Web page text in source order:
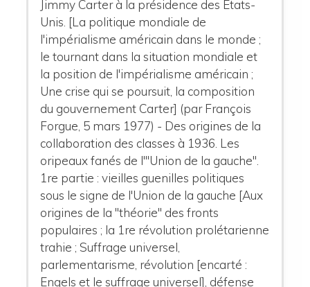
Jimmy Carter à la présidence des Etats-
Unis. [La politique mondiale de
l'impérialisme américain dans le monde ;
le tournant dans la situation mondiale et
la position de l'impérialisme américain ;
Une crise qui se poursuit, la composition
du gouvernement Carter] (par François
Forgue, 5 mars 1977) - Des origines de la
collaboration des classes à 1936. Les
oripeaux fanés de l'"Union de la gauche".
1re partie : vieilles guenilles politiques
sous le signe de l'Union de la gauche [Aux
origines de la "théorie" des fronts
populaires ; la 1re révolution prolétarienne
trahie ; Suffrage universel,
parlementarisme, révolution [encarté :
Engels et le suffrage universel], défense